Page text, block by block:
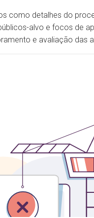
como detalhes do
alvo e focos de
e avaliação das